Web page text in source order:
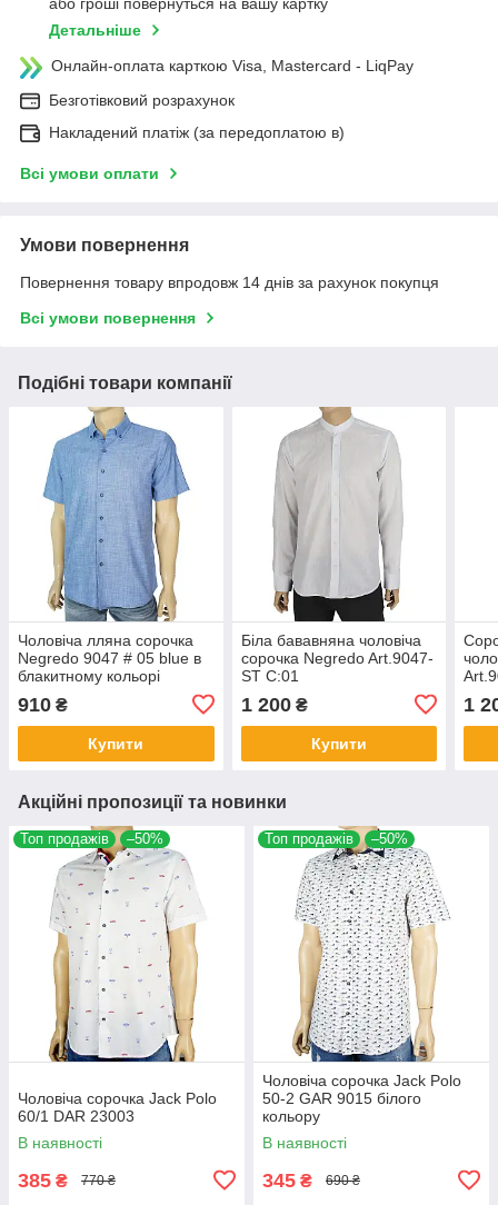
або гроші повернуться на вашу картку
Детальніше
Онлайн-оплата карткою Visa, Mastercard - LiqPay
Безготівковий розрахунок
Накладений платіж (за передоплатою в)
Всі умови оплати
Умови повернення
Повернення товару впродовж 14 днів за рахунок покупця
Всі умови повернення
Подібні товари компанії
Чоловіча лляна сорочка
Negredo 9047 # 05 blue в
блакитному кольорі
910 ₴
Купити
Біла бававняна чоловіча
сорочка Negredo Art.9047-
ST C:01
1 200₴
Купити
1
Акційні пропозиції та новинки
Топ продажів –50%
Чоловіча сорочка Jack Polo
60/1 DAR 23003
В наявності
385 ₴ 770 ₴
Топ продажів –50%
Чоловіча сорочка Jack Polo
50-2 GAR 9015 білого
кольору
В наявності
345 ₴ 690 ₴